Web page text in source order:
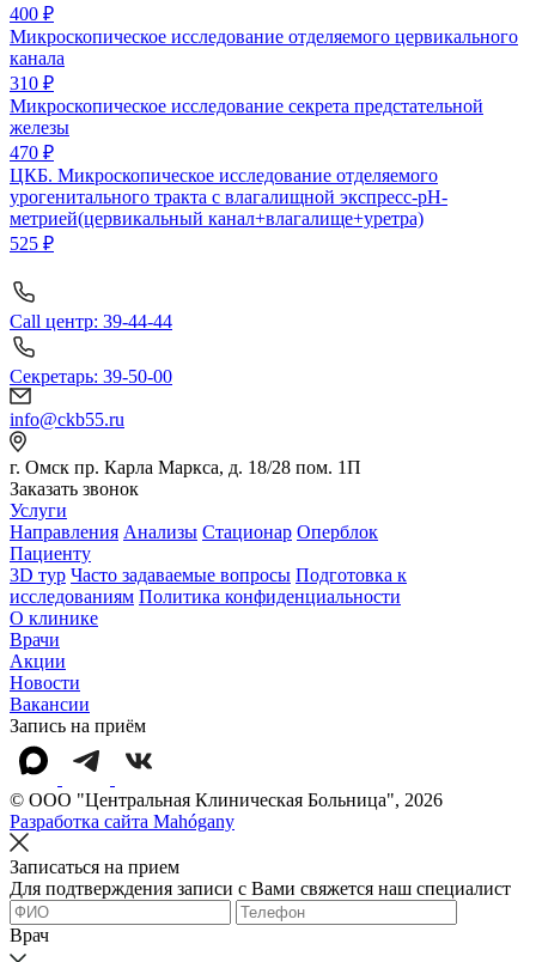
400 ₽
Микроскопическое исследование отделяемого цервикального
канала
310 ₽
Микроскопическое исследование секрета предстательной
железы
470 ₽
ЦКБ. Микроскопическое исследование отделяемого
урогенитального тракта с влагалищной экспресс-pH-
метрией(цервикальный канал+влагалище+уретра)
525 ₽
Call центр: 39-44-44
Секретарь: 39-50-00
info@ckb55.ru
г. Омск пр. Карла Маркса, д. 18/28 пом. 1П
Заказать звонок
Услуги
Направления Анализы Стационар Оперблок
Пациенту
3D тур Часто задаваемые вопросы Подготовка к
исследованиям Политика конфиденциальности
О клинике
Врачи
Акции
Новости
Вакансии
Запись на приём
© OOO "Центральная Клиническая Больница", 2026
Разработка сайта Mahógany
Записаться на прием
Для подтверждения записи с Вами свяжется наш специалист
Врач